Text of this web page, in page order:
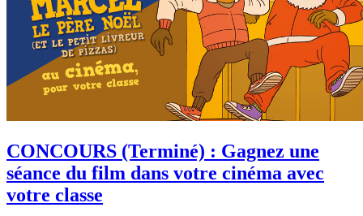
CONCOURS (Terminé) : Gagnez une
séance du film dans votre cinéma avec
votre classe